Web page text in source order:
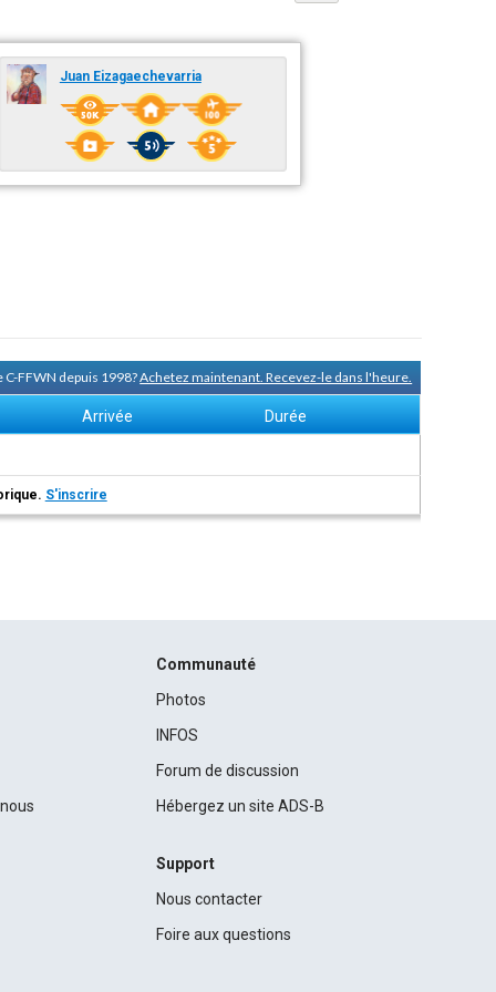
Juan Eizagaechevarria
FFWN depuis 1998?Achetez maintenant. Recevez-le dans l'heure.
Arrivée Durée
S'inscrire
Communauté
Photos
INFOS
Forum de discussion
Hébergez un site ADS-B
Support
Nous contacter
Foire aux questions